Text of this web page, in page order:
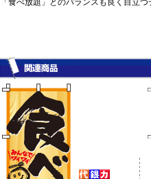
「食べ放題」とのバランスも良く目立